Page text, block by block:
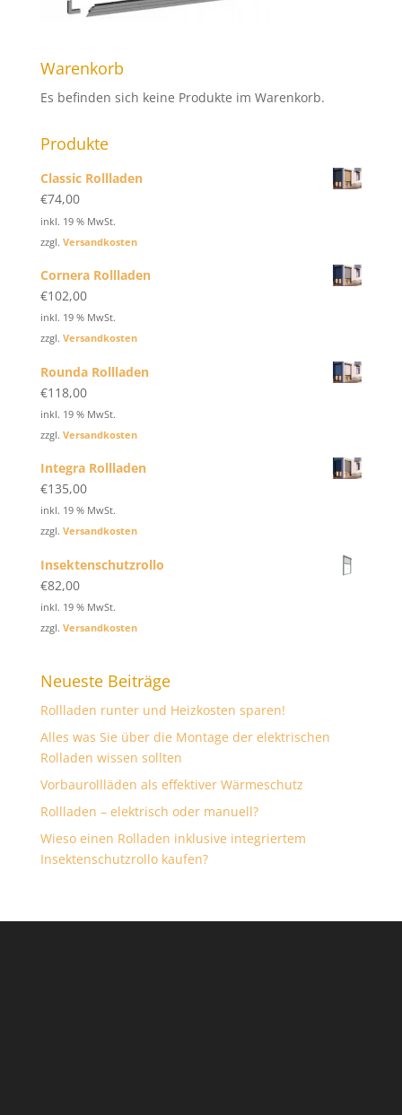
Warenkorb
Es befinden sich keine Produkte im Warenkorb.
Produkte
Classic Rollladen
€74,00
inkl. 19 % MwSt.
zzgl. Versandkosten
Cornera Rollladen
€102,00
inkl. 19 % MwSt.
zzgl. Versandkosten
Rounda Rollladen
€118,00
inkl. 19 % MwSt.
zzgl. Versandkosten
Integra Rollladen
€135,00
inkl. 19 % MwSt.
zzgl. Versandkosten
Insektenschutzrollo
€82,00
inkl. 19 % MwSt.
zzgl. Versandkosten
Neueste Beiträge
Rollladen runter und Heizkosten sparen!
Alles was Sie über die Montage der elektrischen
Rolladen wissen sollten
Vorbaurollläden als effektiver Wärmeschutz
Rollladen – elektrisch oder manuell?
Wieso einen Rolladen inklusive integriertem
Insektenschutzrollo kaufen?